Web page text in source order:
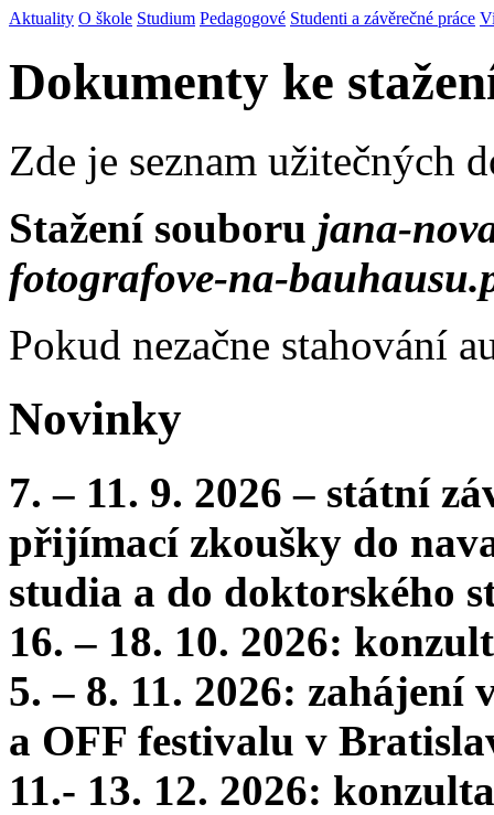
Aktuality O škole Studium Pedagogové Studenti a závěrečné práce
Dokumenty ke
Zde je seznam užitečných
Stažení souboru jana-
fotografove-na-
Pokud nezačne stahování
Novinky
7. – 11. 9. 2026 – státní
přijímací zkoušky do
studia a do doktorského
16. – 18. 10. 2026:
5. – 8. 11. 2026:
a OFF festivalu v
11.- 13. 12. 2026: